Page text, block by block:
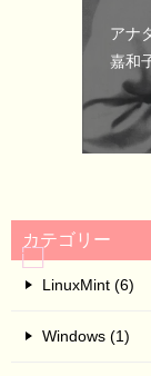
アナ
嘉和
カテゴリー
LinuxMint (6)
Windows (1)